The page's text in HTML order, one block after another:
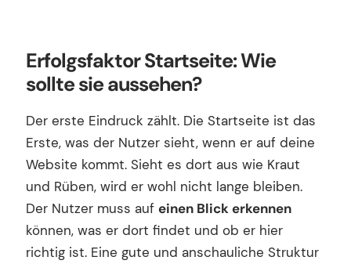
Erfolgsfaktor Startseite: Wie
sollte sie aussehen?
Der erste Eindruck zählt. Die Startseite ist das
Erste, was der Nutzer sieht, wenn er auf deine
Website kommt. Sieht es dort aus wie Kraut
und Rüben, wird er wohl nicht lange bleiben.
Der Nutzer muss auf einen Blick erkennen
können, was er dort findet und ob er hier
richtig ist. Eine gute und anschauliche Struktur